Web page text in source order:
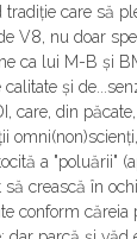
tradiție care să
V8, nu doar
ca lui M-B și
calitate și
care, din
a "poluării"
să crească în
conform căreia